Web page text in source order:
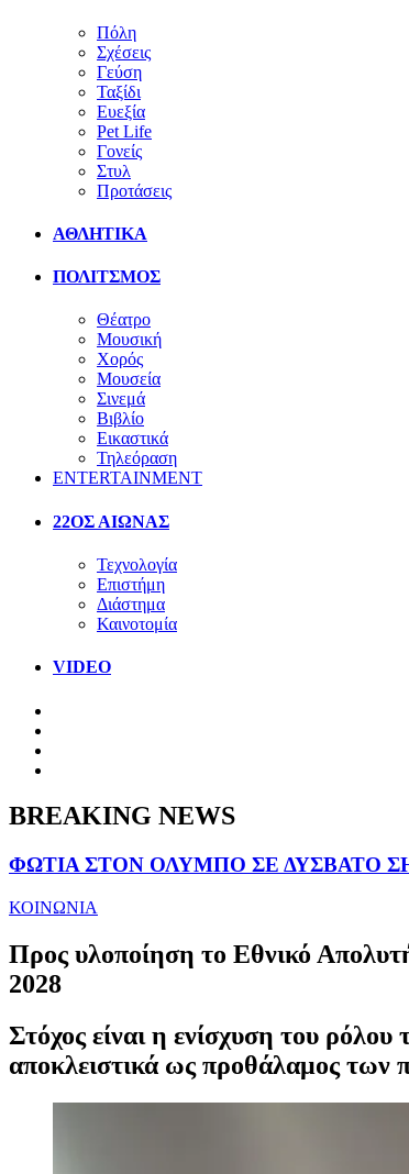
Πόλη
Σχέσεις
Γεύση
Ταξίδι
Ευεξία
Pet Life
Γονείς
Στυλ
Προτάσεις
ΑΘΛΗΤΙΚΑ
ΠΟΛΙΤΣΜΟΣ
Θέατρο
Μουσική
Χορός
Μουσεία
Σινεμά
Βιβλίο
Εικαστικά
Τηλεόραση
ENTERTAINMENT
22ΟΣ ΑΙΩΝΑΣ
Τεχνολογία
Επιστήμη
Διάστημα
Καινοτομία
VIDEO
BREAKING NEWS
ΦΩΤΙΑ ΣΤΟΝ ΟΛΥΜΠΟ ΣΕ ΔΥΣΒΑΤΟ
ΚΟΙΝΩΝΙΑ
Προς υλοποίηση το Εθνικό
2028
Στόχος είναι η ενίσχυση του ρόλου
αποκλειστικά ως προθάλαμος των